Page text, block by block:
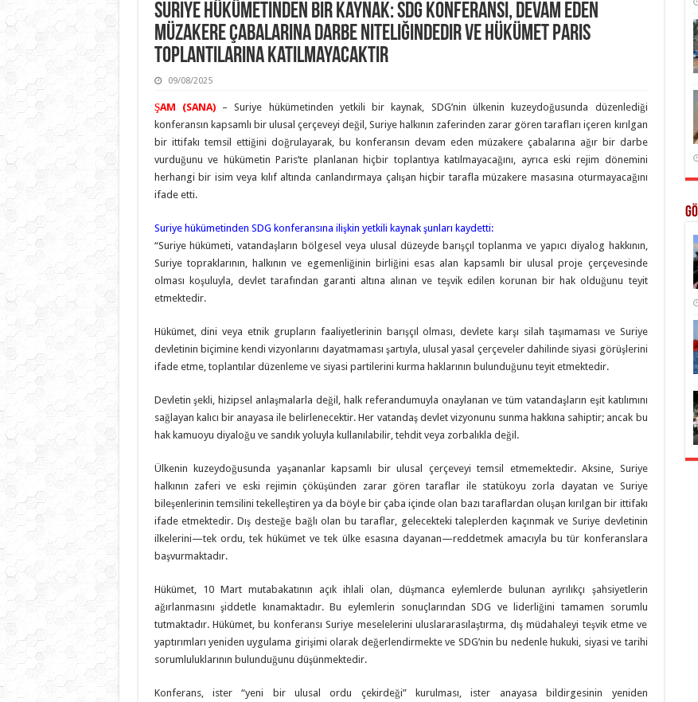
Suriye Hükümetinden Bir Kaynak: SDG Konferansı, Devam Eden
Müzakere Çabalarına Darbe Niteliğindedir ve Hükümet Paris
Toplantılarına Katılmayacaktır
09/08/2025
ŞAM (SANA)
– Suriye hükümetinden yetkili bir kaynak, SDG’nin ülkenin kuzeydoğusunda düzenlediği
konferansın kapsamlı bir ulusal çerçeveyi değil, Suriye halkının zaferinden zarar gören tarafları içeren kırılgan
bir ittifakı temsil ettiğini doğrulayarak, bu konferansın devam eden müzakere çabalarına ağır bir darbe
vurduğunu ve hükümetin Paris’te planlanan hiçbir toplantıya katılmayacağını, ayrıca eski rejim dönemini
herhangi bir isim veya kılıf altında canlandırmaya çalışan hiçbir tarafla müzakere masasına oturmayacağını
ifade etti.
Suriye hükümetinden SDG konferansına ilişkin yetkili kaynak şunları kaydetti:
“Suriye hükümeti, vatandaşların bölgesel veya ulusal düzeyde barışçıl toplanma ve yapıcı diyalog hakkının,
Suriye topraklarının, halkının ve egemenliğinin birliğini esas alan kapsamlı bir ulusal proje çerçevesinde
olması koşuluyla, devlet tarafından garanti altına alınan ve teşvik edilen korunan bir hak olduğunu teyit
etmektedir.
Hükümet, dini veya etnik grupların faaliyetlerinin barışçıl olması, devlete karşı silah taşımaması ve Suriye
devletinin biçimine kendi vizyonlarını dayatmaması şartıyla, ulusal yasal çerçeveler dahilinde siyasi görüşlerini
ifade etme, toplantılar düzenleme ve siyasi partilerini kurma haklarının bulunduğunu teyit etmektedir.
Devletin şekli, hizipsel anlaşmalarla değil, halk referandumuyla onaylanan ve tüm vatandaşların eşit katılımını
sağlayan kalıcı bir anayasa ile belirlenecektir. Her vatandaş devlet vizyonunu sunma hakkına sahiptir; ancak bu
hak kamuoyu diyaloğu ve sandık yoluyla kullanılabilir, tehdit veya zorbalıkla değil.
Ülkenin kuzeydoğusunda yaşananlar kapsamlı bir ulusal çerçeveyi temsil etmemektedir. Aksine, Suriye
halkının zaferi ve eski rejimin çöküşünden zarar gören taraflar ile statükoyu zorla dayatan ve Suriye
bileşenlerinin temsilini tekelleştiren ya da böyle bir çaba içinde olan bazı taraflardan oluşan kırılgan bir ittifakı
ifade etmektedir. Dış desteğe bağlı olan bu taraflar, gelecekteki taleplerden kaçınmak ve Suriye devletinin
ilkelerini—tek ordu, tek hükümet ve tek ülke esasına dayanan—reddetmek amacıyla bu tür konferanslara
başvurmaktadır.
Hükümet, 10 Mart mutabakatının açık ihlali olan, düşmanca eylemlerde bulunan ayrılıkçı şahsiyetlerin
ağırlanmasını şiddetle kınamaktadır. Bu eylemlerin sonuçlarından SDG ve liderliğini tamamen sorumlu
tutmaktadır. Hükümet, bu konferansı Suriye meselelerini uluslararasılaştırma, dış müdahaleyi teşvik etme ve
yaptırımları yeniden uygulama girişimi olarak değerlendirmekte ve SDG’nin bu nedenle hukuki, siyasi ve tarihi
sorumluluklarının bulunduğunu düşünmektedir.
Konferans, ister “yeni bir ulusal ordu çekirdeği” kurulması, ister anayasa bildirgesinin yeniden